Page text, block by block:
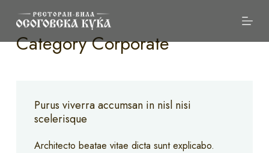
iCategoryCorporate
Purus viverra accumsan in nisl nisi
scelerisque
Architecto beatae vitae dicta sunt explicabo.